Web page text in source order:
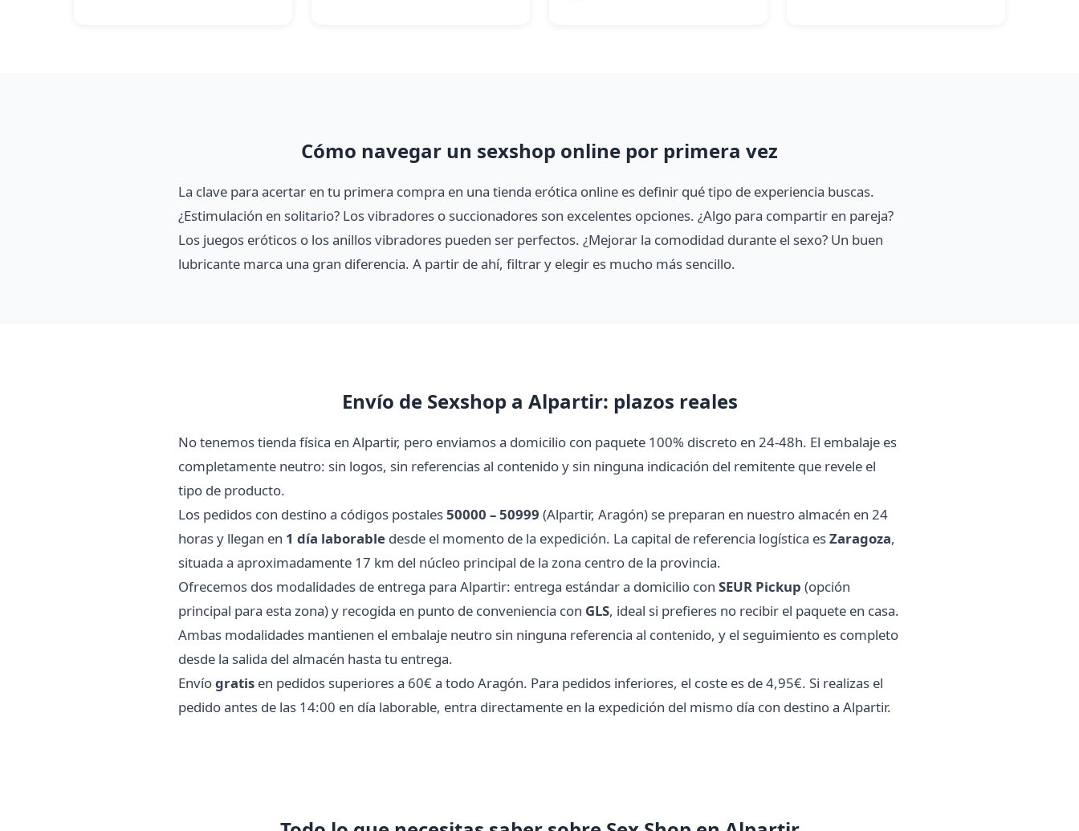
Cómo navegar un sexshop online por primera vez
La clave para acertar en tu primera compra en una tienda erótica online es definir qué tipo de experiencia buscas.
¿Estimulación en solitario? Los vibradores o succionadores son excelentes opciones. ¿Algo para compartir en pareja?
Los juegos eróticos o los anillos vibradores pueden ser perfectos. ¿Mejorar la comodidad durante el sexo? Un buen
lubricante marca una gran diferencia. A partir de ahí, filtrar y elegir es mucho más sencillo.
Envío de Sexshop a Alpartir: plazos reales
No tenemos tienda física en Alpartir, pero enviamos a domicilio con paquete 100% discreto en 24-48h. El embalaje es
completamente neutro: sin logos, sin referencias al contenido y sin ninguna indicación del remitente que revele el
tipo de producto.
Los pedidos con destino a códigos postales50000 – 50999 (Alpartir, Aragón) se preparan en nuestro almacén en 24
horas y llegan en 1 día laborable desde el momento de la expedición. La capital de referencia logística esZaragoza,
situada a aproximadamente 17 km del núcleo principal de la zona centro de la provincia.
Ofrecemos dos modalidades de entrega para Alpartir: entrega estándar a domicilio con SEUR Pickup (opción
principal para esta zona) y recogida en punto de conveniencia con GLS, ideal si prefieres no recibir el paquete en casa.
Ambas modalidades mantienen el embalaje neutro sin ninguna referencia al contenido, y el seguimiento es completo
desde la salida del almacén hasta tu entrega.
Envíogratis en pedidos superiores a 60€ a todo Aragón. Para pedidos inferiores, el coste es de 4,95€. Si realizas el
pedido antes de las 14:00 en día laborable, entra directamente en la expedición del mismo día con destino a Alpartir.